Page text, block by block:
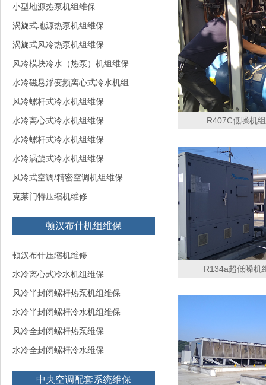
小型地源热泵机组维保
涡旋式地源热泵机组维保
涡旋式风冷热泵机组维保
风冷模块冷水（热泵）机组维保
水冷磁悬浮变频离心式冷水机组
风冷螺杆式冷水机组维保
水冷离心式冷水机组维保
水冷螺杆式冷水机组维保
水冷涡旋式冷水机组维保
风冷式空调/精密空调机组维保
克莱门特压缩机维修
顿汉布什机组维保
顿汉布什压缩机维修
水冷离心式冷水机组维保
风冷半封闭螺杆热泵机组维保
水冷半封闭螺杆冷水机组维保
风冷全封闭螺杆热泵维保
水冷全封闭螺杆冷水维保
中央空调配套系统维保
R407C低噪机
R134a超低噪机